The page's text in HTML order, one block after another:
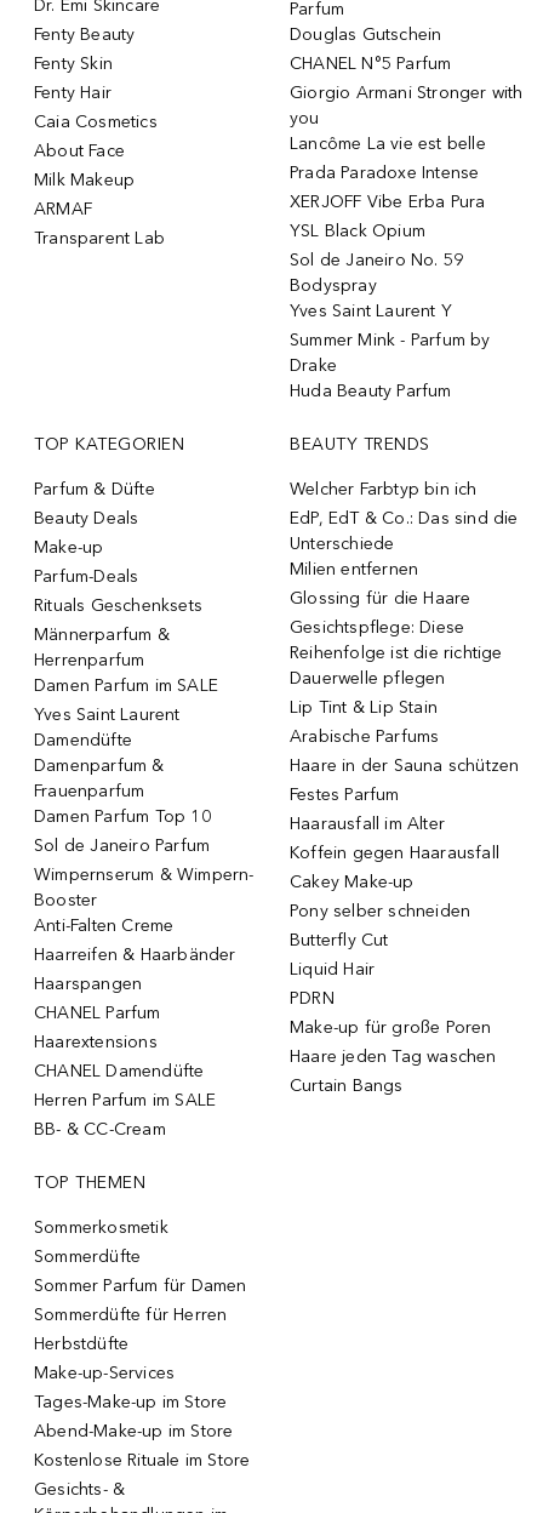
Dr. Emi Skincare
Fenty Beauty
Fenty Skin
Fenty Hair
Caia Cosmetics
About Face
Milk Makeup
ARMAF
Transparent Lab
Parfum
Douglas Gutschein
CHANEL N°5 Parfum
Giorgio Armani Stronger with
you
Lancôme La vie est belle
Prada Paradoxe Intense
XERJOFF Vibe Erba Pura
YSL Black Opium
Sol de Janeiro No. 59
Bodyspray
Yves Saint Laurent Y
Summer Mink - Parfum by
Drake
Huda Beauty Parfum
TOP KATEGORIEN
Parfum & Düfte
Beauty Deals
Make-up
Parfum-Deals
Rituals Geschenksets
Männerparfum &
Herrenparfum
Damen Parfum im SALE
Yves Saint Laurent
Damendüfte
Damenparfum &
Frauenparfum
Damen Parfum Top 10
Sol de Janeiro Parfum
Wimpernserum & Wimpern-
Booster
Anti-Falten Creme
Haarreifen & Haarbänder
Haarspangen
CHANEL Parfum
Haarextensions
CHANEL Damendüfte
Herren Parfum im SALE
BB- & CC-Cream
BEAUTY TRENDS
Welcher Farbtyp bin ich
EdP, EdT & Co.: Das sind die
Unterschiede
Milien entfernen
Glossing für die Haare
Gesichtspflege: Diese
Reihenfolge ist die richtige
Dauerwelle pflegen
Lip Tint & Lip Stain
Arabische Parfums
Haare in der Sauna schützen
Festes Parfum
Haarausfall im Alter
Koffein gegen Haarausfall
Cakey Make-up
Pony selber schneiden
Butterfly Cut
Liquid Hair
PDRN
Make-up für große Poren
Haare jeden Tag waschen
Curtain Bangs
TOP THEMEN
Sommerkosmetik
Sommerdüfte
Sommer Parfum für Damen
Sommerdüfte für Herren
Herbstdüfte
Make-up-Services
Tages-Make-up im Store
Abend-Make-up im Store
Kostenlose Rituale im Store
Gesichts- &